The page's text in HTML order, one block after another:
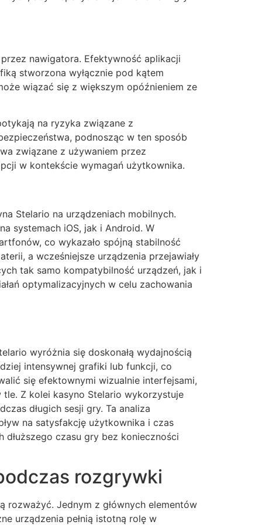
nawigatora. Efektywność aplikacji
stworzona wyłącznie pod kątem
wiązać się z większym opóźnieniem ze
na ryzyka związane z
podnosząc w ten sposób
związane z używaniem przez
w kontekście wymagań użytkownika.
Stelario na urządzeniach mobilnych.
systemach iOS, jak i Android. W
co wykazało spójną stabilność
a wcześniejsze urządzenia przejawiały
tak samo kompatybilność urządzeń, jak i
optymalizacyjnych w celu zachowania
wyróżnia się doskonałą wydajnością
intensywnej grafiki lub funkcji, co
się efektownymi wizualnie interfejsami,
Z kolei kasyno Stelario wykorzystuje
długich sesji gry. Ta analiza
na satysfakcję użytkownika i czas
czasu gry bez konieczności
rozgrywki
rozważyć. Jednym z głównych elementów
urządzenia pełnią istotną rolę w